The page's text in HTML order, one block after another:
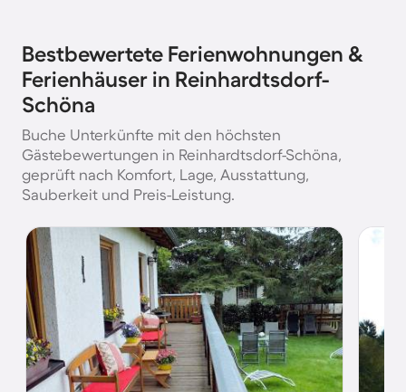
Bestbewertete Ferienwohnungen &
Ferienhäuser in Reinhardtsdorf-
Schöna
Buche Unterkünfte mit den höchsten
Gästebewertungen in Reinhardtsdorf-Schöna,
geprüft nach Komfort, Lage, Ausstattung,
Sauberkeit und Preis-Leistung.